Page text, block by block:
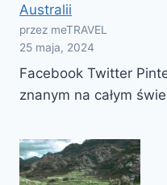
Australii
przez meTRAVEL
25 maja, 2024
Facebook Twitter
znanym na całym